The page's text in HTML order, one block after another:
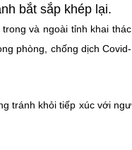
bắt sắp khép lại.
và ngoài tỉnh khai thác
phòng, chống dịch Covid-
tránh khỏi tiếp xúc với ngư